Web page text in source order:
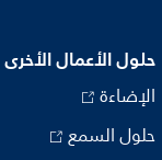
حلول الأعمال الأخرى
الإضاءة
حلول السمع